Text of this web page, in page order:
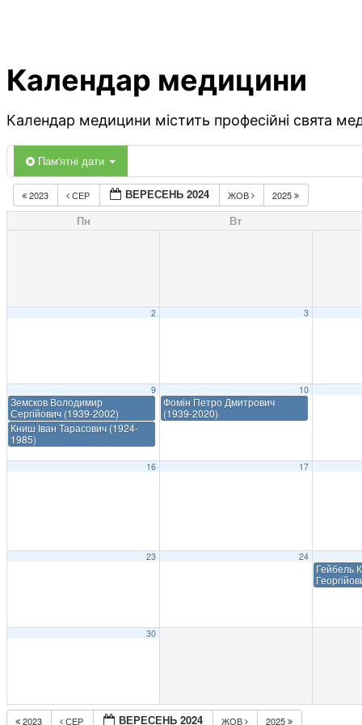
Календар медицини
Календар медицини містить професійні свята
Пам'ятні дати
2023 СЕР ВЕРЕСЕНЬ 2024 ЖОВ 2025
Пн Вт
2 3
9
Земсков Володимир
Сергійович (1939-2002)
Книш Іван Тарасович (1924-
1985)
10
Фомін Петро Дмитрович
(1939-2020)
16 17
23 24
Гейбель
30
2023 СЕР ВЕРЕСЕНЬ 2024 ЖОВ 2025